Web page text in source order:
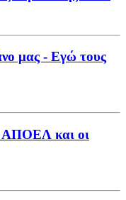
μας - Εγώ τους
και οι